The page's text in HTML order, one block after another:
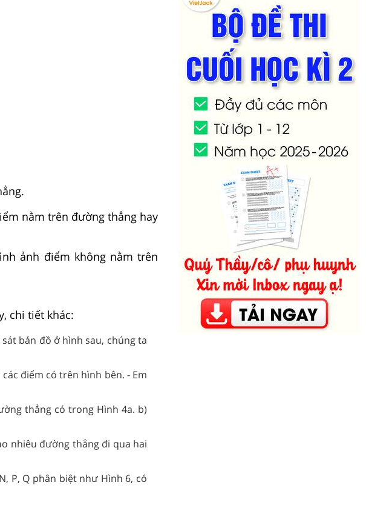
nằm trên đường thẳng hay
ảnh điểm không nằm trên
chi tiết khác:
sát bản đồ ở hình sau, chúng ta
điểm có trên hình bên. - Em
thẳng có trong Hình 4a. b)
nhiêu đường thẳng đi qua hai
P, Q phân biệt như Hình 6, có